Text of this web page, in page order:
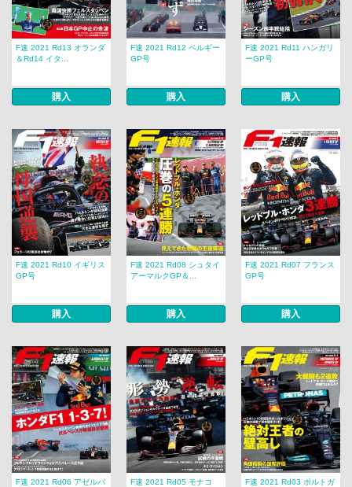
F速 2021 Rd13 オランダ
＆Rd14 イタ...
購入
F速 2021 Rd12 ベルギー
GP号
購入
F速 2021 Rd11 ハンガリ
ーGP号
購入
F速 2021 Rd10 イギリス
GP号
購入
F速 2021 Rd08 シュタイ
アーマルクGP＆...
購入
F速 2021 Rd07 フランス
GP号
購入
F速 2021 Rd06 アゼルバ
F速 2021 Rd05 モナコ
F速 2021 Rd03 ポルトガ